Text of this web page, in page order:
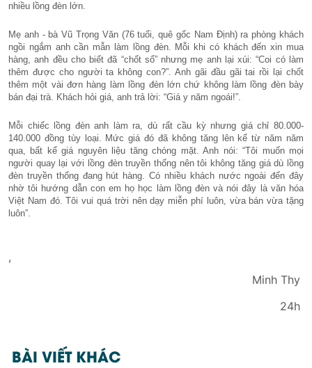
nhiều lồng đèn lớn.
Mẹ anh - bà Vũ Trọng Văn (76 tuổi, quê gốc Nam Định) ra phòng khách
ngồi ngắm anh cần mẫn làm lồng đèn. Mỗi khi có khách đến xin mua
hàng, anh đều cho biết đã “chốt sổ” nhưng mẹ anh lại xúi: “Coi có làm
thêm được cho người ta không con?”. Anh gãi đầu gãi tai rồi lại chốt
thêm một vài đơn hàng làm lồng đèn lớn chứ không làm lồng đèn bày
bán đại trà. Khách hỏi giá, anh trả lời: “Giá y năm ngoái!”.
Mỗi chiếc lồng đèn anh làm ra, dù rất cầu kỳ nhưng giá chỉ 80.000-
140.000 đồng tùy loại. Mức giá đó đã không tăng lên kể từ năm năm
qua, bất kể giá nguyên liệu tăng chóng mặt. Anh nói: “Tôi muốn mọi
người quay lại với lồng đèn truyền thống nên tôi không tăng giá dù lồng
đèn truyền thống đang hút hàng. Có nhiều khách nước ngoài đến đây
nhờ tôi hướng dẫn con em họ học làm lồng đèn và nói đây là văn hóa
Việt Nam đó. Tôi vui quá trời nên dạy miễn phí luôn, vừa bán vừa tặng
luôn”.
,
Minh Thy
24h
BÀI VIẾT KHÁC